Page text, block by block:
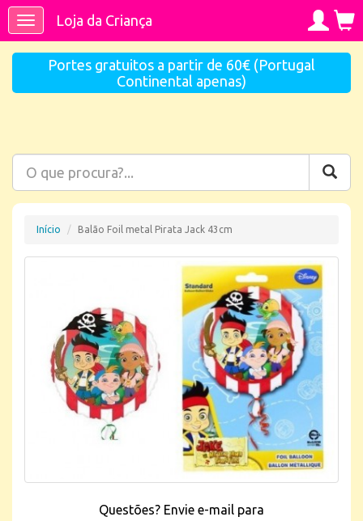
ToggleLoja da Criança
Portes gratuitos a partir de 60€ (Portugal
Continental apenas)
Início Balão Foil metal Pirata Jack 43cm
Questões? Envie e-mail para